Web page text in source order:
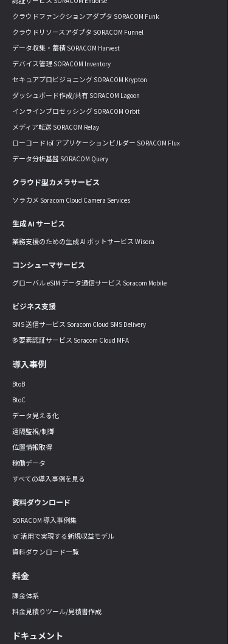
クラウドファンクションアダプタ SORACOM Funk
クラウドリソースアダプタ SORACOM Funnel
データ収集・蓄積 SORACOM Harvest
デバイス管理 SORACOM Inventory
セキュアプロビジョニング SORACOM Krypton
ダッシュボード作成/共有 SORACOM Lagoon
インラインプロセッシング SORACOM Orbit
メディア転送 SORACOM Relay
ローコード IoT アプリケーションビルダー SORACOM Flux
データ分析基盤 SORACOM Query
クラウド型カメラサービス
ソラカメ Soracom Cloud Camera Services
生成 AI サービス
業務支援のための生成 AI ボットサービス Wisora
コンシューマサービス
グローバル eSIM データ通信サービス Soracom Mobile
ビジネス支援
SMS 送信サービス Soracom Cloud SMS Delivery
多要素認証サービス Soracom Cloud MFA
導入事例
BtoB
BtoC
データ見える化
遠隔監視/制御
位置情報取得
稼働データ
すべての導入事例を見る
資料ダウンロード
SORACOM 導入事例集
IoT 活用で実現する新規収益モデル
資料ダウンロード一覧
料金
課金体系
料金見積りツール/見積書作成
ドキュメント